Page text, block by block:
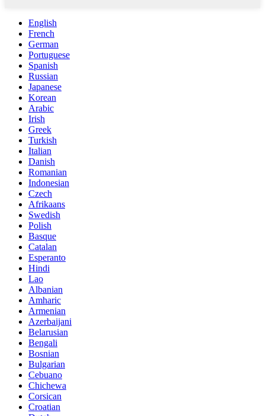
English
French
German
Portuguese
Spanish
Russian
Japanese
Korean
Arabic
Irish
Greek
Turkish
Italian
Danish
Romanian
Indonesian
Czech
Afrikaans
Swedish
Polish
Basque
Catalan
Esperanto
Hindi
Lao
Albanian
Amharic
Armenian
Azerbaijani
Belarusian
Bengali
Bosnian
Bulgarian
Cebuano
Chichewa
Corsican
Croatian